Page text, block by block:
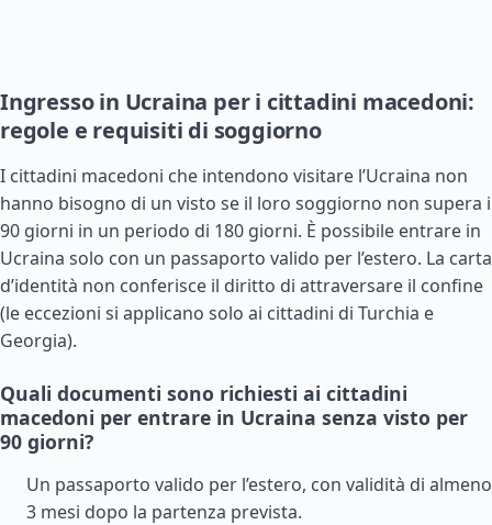
Ingresso in Ucraina per i cittadini macedoni:
regole e requisiti di soggiorno
I cittadini macedoni che intendono visitare l’Ucraina non
hanno bisogno di un visto se il loro soggiorno non supera i
90 giorni in un periodo di 180 giorni. È possibile entrare in
Ucraina solo con un passaporto valido per l’estero. La carta
d’identità non conferisce il diritto di attraversare il confine
(le eccezioni si applicano solo ai cittadini di Turchia e
Georgia).
Quali documenti sono richiesti ai cittadini
macedoni per entrare in Ucraina senza visto per
90 giorni?
Un passaporto valido per l’estero, con validità di almeno
3 mesi dopo la partenza prevista.